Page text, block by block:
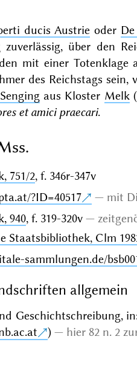
ducis Austrie oder
über den
mit einer
des Reichstags sein,
aus Kloster Melk
et amici praecari.
751/2, f. 346r-347v
?ID=40517
mit
940, f. 319-320v
Staatsbibliothek, Clm
sammlungen.de/
allgemein
Geschichtschreibung,
) hier 82 n. 2